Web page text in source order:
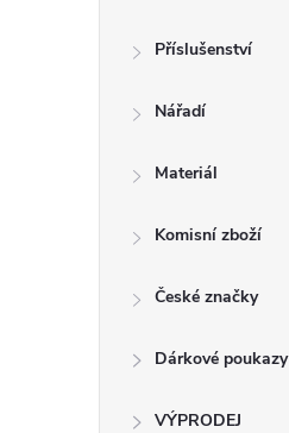
Příslušenství
Nářadí
Materiál
Komisní zboží
České značky
Dárkové poukazy
VÝPRODEJ